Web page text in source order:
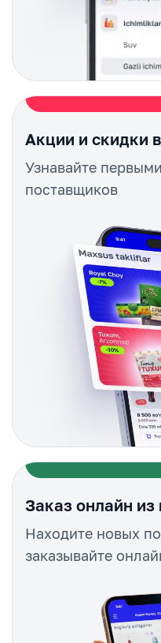
Акции и скидки
Узнавайте
поставщиков
Заказ онлайн
Находите новых
заказывайте